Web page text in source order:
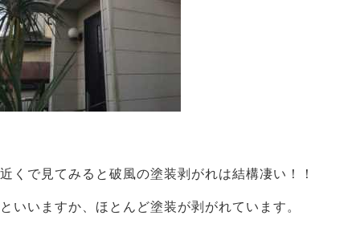
近くで見てみると破風の塗装剥がれは結構凄い！！
といいますか、ほとんど塗装が剥がれています。